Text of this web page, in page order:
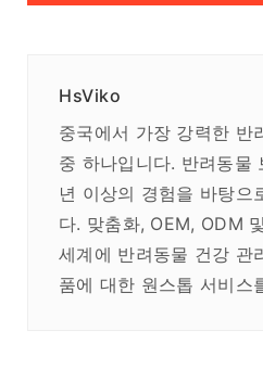
HsViko
중국에서 가장 강력한 반
중 하나입니다. 반려동물
년 이상의 경험을 바탕으
다. 맞춤화, OEM, ODM
세계에 반려동물 건강 관
품에 대한 원스톱 서비스